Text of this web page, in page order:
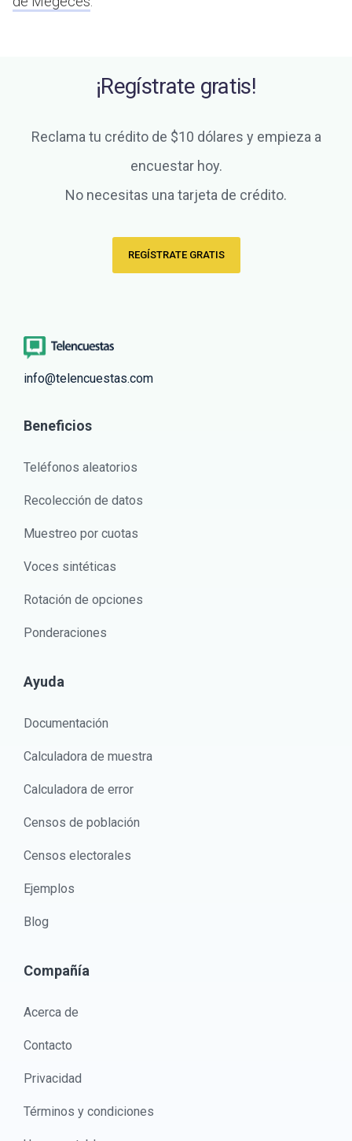
¡Regístrate gratis!
Reclama tu crédito de $10 dólares y empieza a
encuestar hoy.
No necesitas una tarjeta de crédito.
REGÍSTRATE GRATIS
info@telencuestas.com
Beneficios
Teléfonos aleatorios
Recolección de datos
Muestreo por cuotas
Voces sintéticas
Rotación de opciones
Ponderaciones
Ayuda
Documentación
Calculadora de muestra
Calculadora de error
Censos de población
Censos electorales
Ejemplos
Blog
Compañía
Acerca de
Contacto
Privacidad
Términos y condiciones